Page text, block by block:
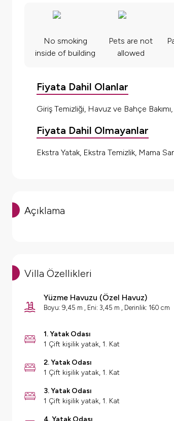
No smoking
inside of building
Pets are not
allowed
Fiyata Dahil Olanlar
Giriş Temizliği, Havuz ve Bahçe
Fiyata Dahil Olmayanlar
Ekstra Yatak, Ekstra Temizlik, Mama
Açıklama
Villa Özellikleri
Yüzme Havuzu (Özel Havuz)
Boyu: 9,45 m , Eni: 3,45 m , Derinlik: 160 cm
1. Yatak Odası
1 Çift kişilik yatak, 1. Kat
2. Yatak Odası
1 Çift kişilik yatak, 1. Kat
3. Yatak Odası
1 Çift kişilik yatak, 1. Kat
4. Yatak Odası